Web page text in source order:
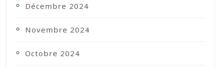
Décembre 2024
Novembre 2024
Octobre 2024